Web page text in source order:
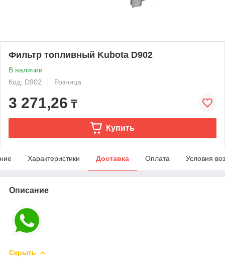
Фильтр топливный Kubota D902
В наличии
Код: D902
Розница
3 271,26 ₸
Купить
Характеристики Доставка Оплата Условия
Описание
Скрыть